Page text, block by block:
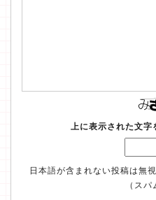
上に表示された文字
日本語が含まれない投稿は無
（スパ